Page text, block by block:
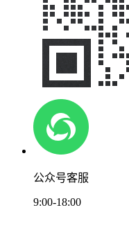
公众号客服
9:00-18:00